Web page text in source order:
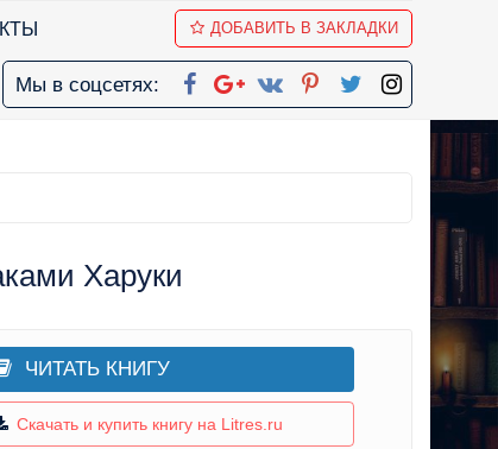
ДОБАВИТЬ В ЗАКЛАДКИ
Мы в соцсетях:
Харуки
ЧИТАТЬ КНИГУ
Скачать и купить книгу на Litres.ru